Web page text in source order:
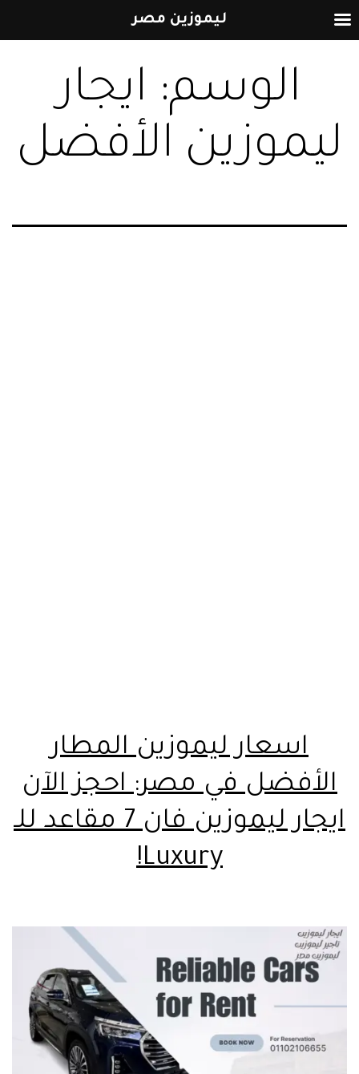
إلى
المحتوىالوسم: ايجار
ليموزين الأفضل
اسعار ليموزين المطار
الأفضل في مصر: احجز الآن
ايجار ليموزين فان 7 مقاعد للـ
Luxury!
ليموزين مصر